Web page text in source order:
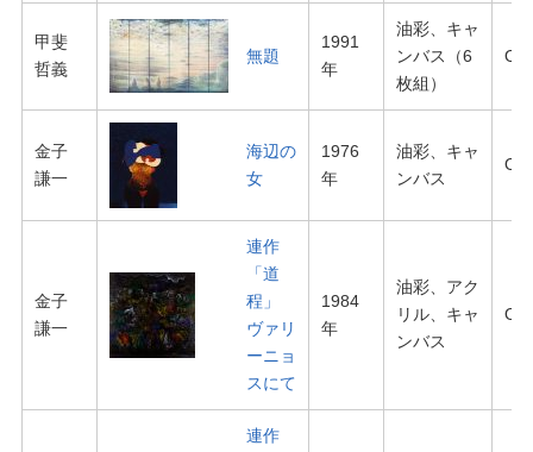
甲斐
哲義
無題
1991
年
油彩、キャ
ンバス（6
枚組）
O-
金子
謙一
海辺の
女
1976
年
油彩、キャ
ンバス
O-
金子
謙一
連作
「道
程」
ヴァリ
ーニョ
スにて
1984
年
油彩、アク
リル、キャ
ンバス
O-
連作